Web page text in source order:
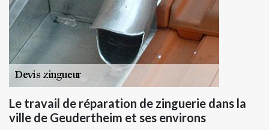
Le travail de réparation de zinguerie dans la
ville de Geudertheim et ses environs